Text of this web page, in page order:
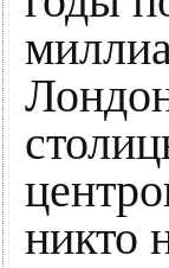
никто